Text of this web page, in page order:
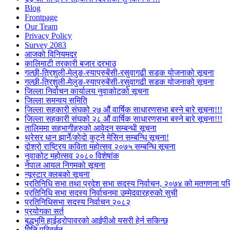
Blog
Frontpage
Our Team
Privacy Policy
Survey 2083
आजकाे विनियमदर
कालिमाटी तरकारी बजार दरभाउ
गल्छी-त्रिशुली-मेलुङ-स्याप्रुबेंसी-रसुवागढी सडक योजनाको सूचना
गल्छी-त्रिशुली-मेलुङ-स्याप्रुबेंसी-रसुवागढी सडक योजनाको सूचना
जिल्ला निर्वाचन कार्यालय नुवाकोटको सूचना
जिल्ला समन्वय समिति
जिल्ला सहकारी संघको २७ औं वार्षिक साधारणसभा बस्ने बारे सूचना!!!
जिल्ला सहकारी संघको २८ औं वार्षिक साधारणसभा बस्ने बारे सूचना!!!
तालिममा सहभागीहरुको आवेदन सम्बन्धी सूचना
थ्रेसर धान झार्ने/काेदाे कुट्ने मेसिन सम्बन्धि सूचना!
दोश्रो राष्ट्रिय कविता महोत्सव २०७५ सम्बन्धि सूचना
नुवाकोट महोत्सव २०८० विशेषांक
नेपाल आयल निगमको सूचना
न्यूस्टार क्लबको सूचना
प्रतिनिधि सभा तथा प्रदेश सभा सदस्य निर्वाचन, २०७४ को मतगणना
प्रतिनिधि सभा सदस्य निर्वाचनमा उम्मेदवारहरुको सुची
प्रतिनिधिसभा सदस्य निर्वाचन २०८२
प्रयोगका सर्त
बुद्धभुमि हाईड्रोपावरको आईपीओ यसरी हेर्न सकिन्छ